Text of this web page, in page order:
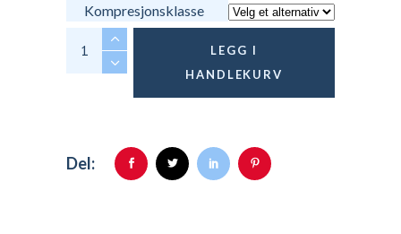
Kompresjonsklasse
Mediven Comfort knestrømpe quantity
LEGG I
HANDLEKURV
Del: